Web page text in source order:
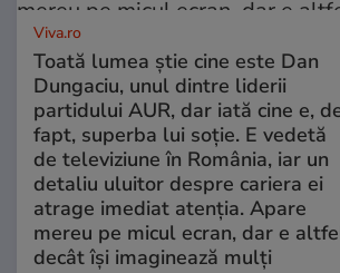
Viva.ro
Toată lumea știe cine este Dan
Dungaciu, unul dintre liderii
partidului AUR, dar iată cine e,
fapt, superba lui soție. E vedetă
de televiziune în România, iar un
detaliu uluitor despre cariera ei
atrage imediat atenția. Apare
mereu pe micul ecran, dar e
decât își imaginează mulți